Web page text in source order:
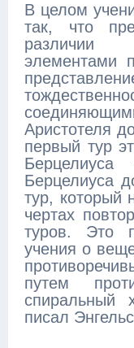
В целом
так, что
элементами
Аристотеля
первый тур
Берцелиуса
тур, который
чертах
туров. Это
учения о
путем
спиральный
писал